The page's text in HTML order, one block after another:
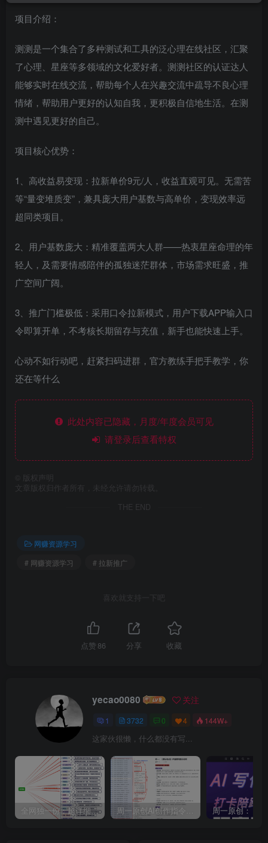
项目介绍：
测测是一个集合了多种测试和工具的泛心理在线社区，汇聚
了心理、星座等多领域的文化爱好者。测测社区的认证达人
能够实时在线交流，帮助每个人在兴趣交流中疏导不良心理
情绪，帮助用户更好的认知自我，更积极自信地生活。在测
测中遇见更好的自己。
项目核心优势：
1、高收益易变现：拉新单价9元/人，收益直观可见。无需苦
等“量变堆质变”，兼具庞大用户基数与高单价，变现效率远
超同类项目。
2、用户基数庞大：精准覆盖两大人群——热衷星座命理的年
轻人，及需要情感陪伴的孤独迷茫群体，市场需求旺盛，推
广空间广阔。
3、推广门槛极低：采用口令拉新模式，用户下载APP输入口
令即算开单，不考核长期留存与充值，新手也能快速上手。
心动不如行动吧，赶紧扫码进群，官方教练手把手教学，你
还在等什么
此处内容已隐藏，月度/年度会员可见
请登录后查看特权
版权声明
文章版权归作者所有，未经允许请勿转载。
THE END
网赚资源学习
# 网赚资源学习
# 拉新推广
喜欢就支持一下吧
点赞 86 分享 收藏
yecao0080 关注
1 3732 0 4 144W+
这家伙很懒，什么都没有写...
全网独一份：超详细的40+个自媒体赛道领域解析手册，让你的内容创作不再局限！ 周一原创AI创作指令词：30+个领域赛道的创作提示词集合